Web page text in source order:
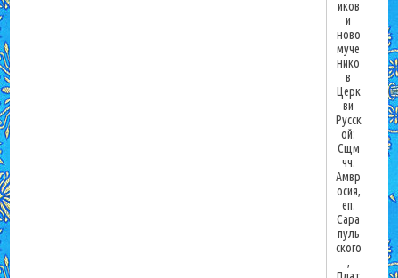
иков
и
ново
муче
нико
в
Церк
ви
Русск
ой:
Сщм
чч.
Амвр
осия,
еп.
Сара
пуль
ского
,